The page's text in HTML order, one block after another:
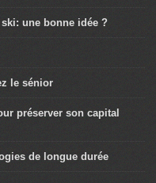
une bonne idée ?
le sénior
préserver son capital
de longue durée